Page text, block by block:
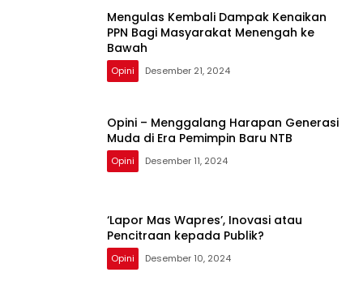
Mengulas Kembali Dampak Kenaikan
PPN Bagi Masyarakat Menengah ke
Bawah
Opini Desember 21, 2024
Opini – Menggalang Harapan Generasi
Muda di Era Pemimpin Baru NTB
Opini Desember 11, 2024
‘Lapor Mas Wapres’, Inovasi atau
Pencitraan kepada Publik?
Opini Desember 10, 2024